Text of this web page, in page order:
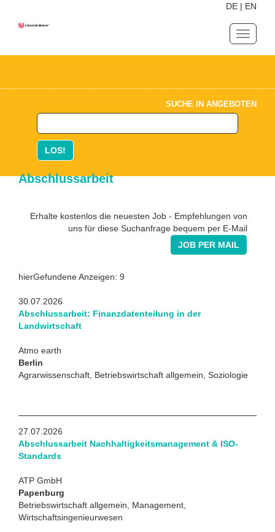
DE | EN
ein-/
SUCHE IN ANGEBOTEN
LOS!
Abschlussarbeit
Erhalte kostenlos die neuesten Job - Empfehlungen von
uns für diese Suchanfrage bequem per E-Mail
JOB PER MAIL
hierGefundene Anzeigen: 9
30.07.2026
Abschlussarbeit: Finanzdatenteilung in der
Landwirtschaft
Atmo earth
Berlin
Agrarwissenschaft, Betriebswirtschaft allgemein, Soziologie
27.07.2026
Abschlussarbeit Nachhaltigkeitsmanagement & ISO-
Standards
ATP GmbH
Papenburg
Betriebswirtschaft allgemein, Management,
Wirtschaftsingenieurwesen